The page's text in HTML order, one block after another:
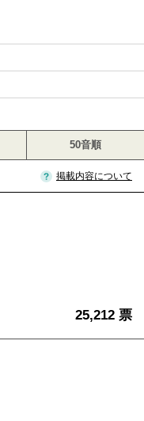
50音順
掲載内容について
25,212 票